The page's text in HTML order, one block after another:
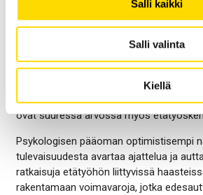
Salli kaikki
Salli valinta
Kiellä
Psykologinen pääomaa on hyvä lisä
Tutkimusten mukaan psykologinen
muutostilanteisiin, on yhteydessä
työmotivaatioon, työhön sitoutumiseen
ovat suuressa arvossa myös
Psykologisen pääoman optimistisempi
tulevaisuudesta avartaa ajattelua ja
ratkaisuja etätyöhön liittyvissä
rakentamaan voimavaroja, jotka